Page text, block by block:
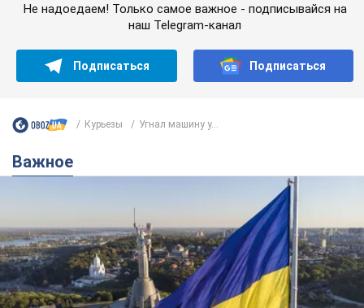
Не надоедаем! Только самое важное - подписывайся на
наш Telegram-канал
Подписаться Подписаться
Курьезы Угнал машину у...
Важное